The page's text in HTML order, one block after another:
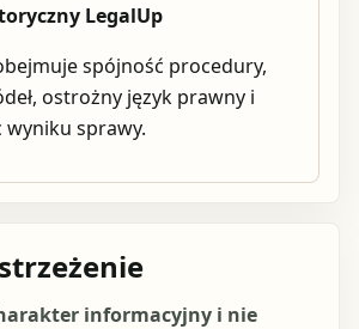
LegalUp
spójność procedury,
ostrożny język prawny i
sprawy.
informacyjny i nie